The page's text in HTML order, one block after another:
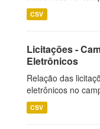
CSV
Licitações -
Eletrônicos
Relação das
eletrônicos no
CSV